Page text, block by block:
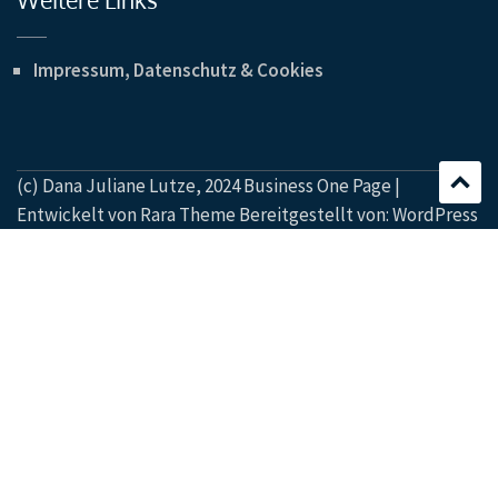
Impressum, Datenschutz & Cookies
(c) Dana Juliane Lutze, 2024 Business One Page |
Entwickelt vonRara Theme Bereitgestellt von:WordPress